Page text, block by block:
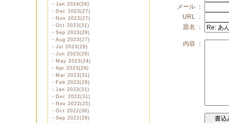
・ Jan 2024(26)
・ Dec 2023(27)
・ Nov 2023(27)
・ Oct 2023(31)
・ Sep 2023(29)
・ Aug 2023(27)
・ Jul 2023(29)
・ Jun 2023(29)
・ May 2023(24)
・ Apr 2023(28)
・ Mar 2023(31)
・ Feb 2023(28)
・ Jan 2023(31)
・ Dec 2022(31)
・ Nov 2022(25)
・ Oct 2022(30)
・ Sep 2022(28)
メール ：
URL ：
題名 ：
内容 ：